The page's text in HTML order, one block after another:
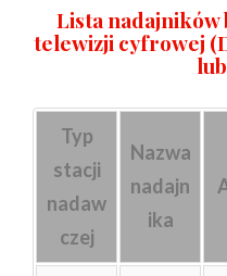
Lista nadajników
telewizji cyfrowej
Typ
stacji
nadaw
czej
Nazwa
nadajn
ika